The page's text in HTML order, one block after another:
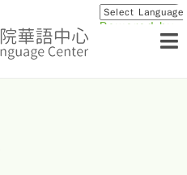
Powered by